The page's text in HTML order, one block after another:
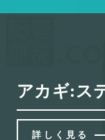
アカギ:ス
詳しく見る